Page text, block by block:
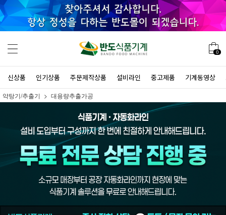
0
신상품 인기상품 주문제작상품 설비라인 중고제품 기계동영상
약탕기/추출기 대용량추출가공